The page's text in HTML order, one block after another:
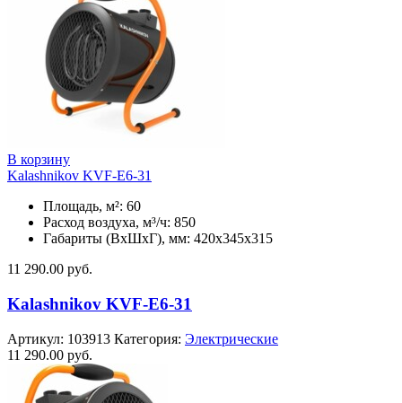
В корзину
Kalashnikov KVF-E6-31
Площадь, м²: 60
Расход воздуха, м³/ч: 850
Габариты (ВхШхГ), мм: 420x345x315
11 290.00 руб.
Kalashnikov KVF-E6-31
Артикул: 103913 Категория: Электрические
11 290.00 руб.